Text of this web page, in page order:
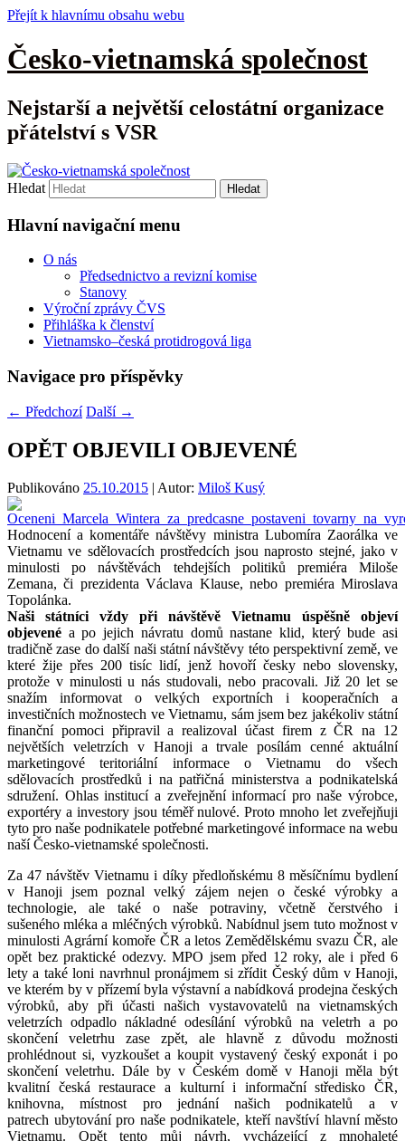
Přejít k hlavnímu obsahu webu
Česko-vietnamská společnost
Nejstarší a největší celostátní organizace
přátelství s VSR
Hledat
Hlavní navigační menu
O nás
Předsednictvo a revizní komise
Stanovy
Výroční zprávy ČVS
Přihláška k členství
Vietnamsko–česká protidrogová liga
Navigace pro příspěvky
← Předchozí Další →
OPĚT OBJEVILI OBJEVENÉ
Publikováno 25.10.2015 | Autor: Miloš Kusý
Hodnocení a komentáře návštěvy ministra Lubomíra Zaorálka ve
Vietnamu ve sdělovacích prostředcích jsou naprosto stejné, jako v
minulosti po návštěvách tehdejších politiků premiéra Miloše
Zemana, či prezidenta Václava Klause, nebo premiéra Miroslava
Topolánka.
Naši státníci vždy při návštěvě Vietnamu úspěšně objeví
objevené a po jejich návratu domů nastane klid, který bude asi
tradičně zase do další naši státní návštěvy této perspektivní země, ve
které žije přes 200 tisíc lidí, jenž hovoří česky nebo slovensky,
protože v minulosti u nás studovali, nebo pracovali. Již 20 let se
snažím informovat o velkých exportních i kooperačních a
investičních možnostech ve Vietnamu, sám jsem bez jakékoliv státní
finanční pomoci připravil a realizoval účast firem z ČR na 12
největších veletrzích v Hanoji a trvale posílám cenné aktuální
marketingové teritoriální informace o Vietnamu do všech
sdělovacích prostředků i na patřičná ministerstva a podnikatelská
sdružení. Ohlas institucí a zveřejnění informací pro naše výrobce,
exportéry a investory jsou téměř nulové. Proto mnoho let zveřejňuji
tyto pro naše podnikatele potřebné marketingové informace na webu
naší Česko-vietnamské společnosti.
Za 47 návštěv Vietnamu i díky předloňskému 8 měsíčnímu bydlení
v Hanoji jsem poznal velký zájem nejen o české výrobky a
technologie, ale také o naše potraviny, včetně čerstvého i
sušeného mléka a mléčných výrobků. Nabídnul jsem tuto možnost v
minulosti Agrární komoře ČR a letos Zemědělskému svazu ČR, ale
opět bez praktické odezvy. MPO jsem před 12 roky, ale i před 6
lety a také loni navrhnul pronájmem si zřídit Český dům v Hanoji,
ve kterém by v přízemí byla výstavní a nabídková prodejna českých
výrobků, aby při účasti našich vystavovatelů na vietnamských
veletrzích odpadlo nákladné odesílání výrobků na veletrh a po
skončení veletrhu zase zpět, ale hlavně z důvodu možnosti
prohlédnout si, vyzkoušet a koupit vystavený český exponát i po
skončení veletrhu. Dále by v Českém domě v Hanoji měla být
kvalitní česká restaurace a kulturní i informační středisko ČR,
knihovna, místnost pro jednání našich podnikatelů a v
patrech ubytování pro naše podnikatele, kteří navštíví hlavní město
Vietnamu. Opět tento můj návrh, vycházející z mnohaleté